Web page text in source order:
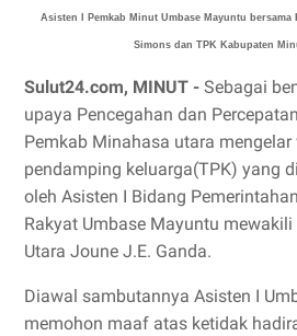
Asisten I Pemkab Minut Umbase Mayuntu
Simons dan TPK Kabupaten
Sulut24.com, MINUT - Sebagai
upaya Pencegahan dan
Pemkab Minahasa utara
pendamping keluarga(TPK) yang
oleh Asisten I Bidang
Rakyat Umbase Mayuntu
Utara Joune J.E. Ganda.
Diawal sambutannya Asisten I
memohon maaf atas ketidak